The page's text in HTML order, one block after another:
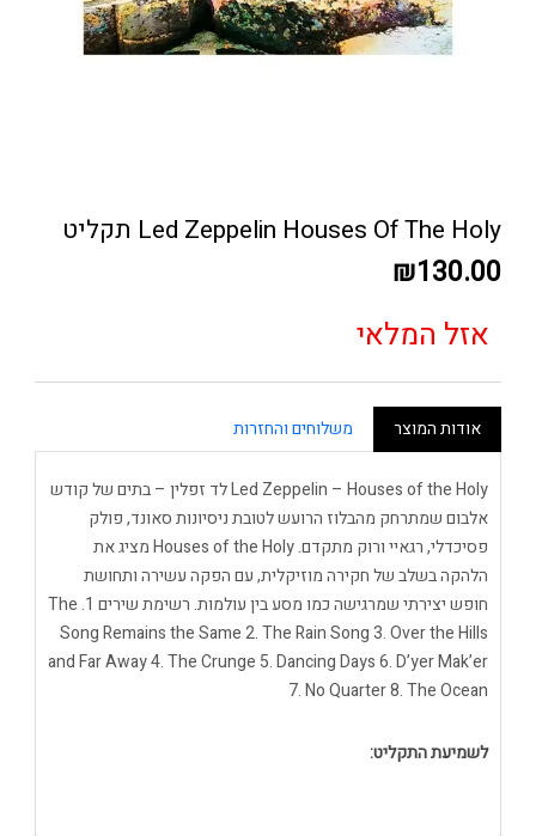
Led Zeppelin Houses Of The Holy תקליט
₪130.00
אזל המלאי
אודות המוצר משלוחים והחזרות
Led Zeppelin – Houses of the Holy לד זפלין – בתים של קודש
אלבום שמתרחק מהבלוז הרועש לטובת ניסיונות סאונד, פולק
פסיכדלי, רגאיי ורוק מתקדם. Houses of the Holy מציג את
הלהקה בשלב של חקירה מוזיקלית, עם הפקה עשירה ותחושת
חופש יצירתי שמרגישה כמו מסע בין עולמות. רשימת שירים 1. The
Song Remains the Same 2. The Rain Song 3. Over the Hills
and Far Away 4. The Crunge 5. Dancing Days 6. D’yer Mak’er
7. No Quarter 8. The Ocean
לשמיעת התקליט: